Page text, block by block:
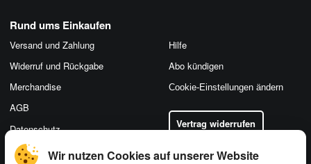
Wir nutzen Cookies auf unserer Website
Rund ums Einkaufen
Versand und Zahlung
Widerruf und Rückgabe
Merchandise
AGB
Datenschutz
Hilfe
Abo kündigen
Cookie-Einstellungen ändern
Vertrag widerrufen